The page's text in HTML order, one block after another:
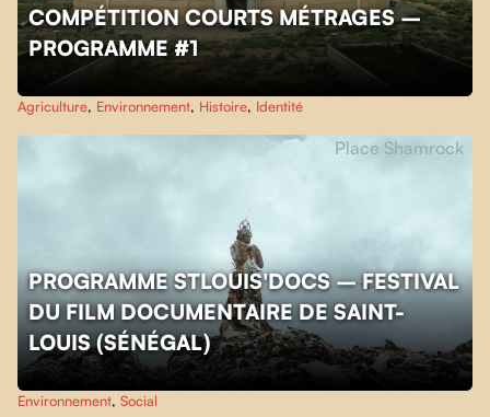
COMPÉTITION COURTS MÉTRAGES –
PROGRAMME #1
Agriculture, Environnement, Histoire, Identité
PROGRAMME STLOUIS'DOCS – FESTIVAL
DU FILM DOCUMENTAIRE DE SAINT-
LOUIS (SÉNÉGAL)
Place Shamrock
Environnement, Social